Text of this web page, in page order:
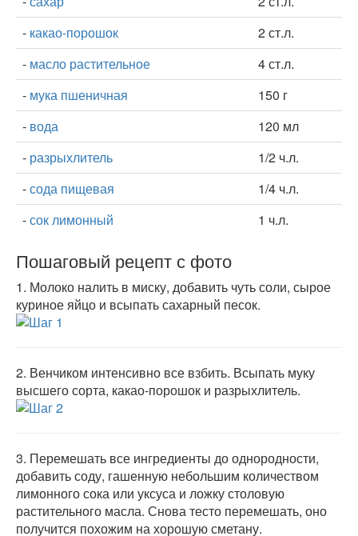
- какао-порошок
2 ст.л.
- масло растительное
4 ст.л.
- мука пшеничная
150 г
- вода
120 мл
- разрыхлитель
1/2 ч.л.
-сода пищевая
1/4 ч.л.
-сок лимонный 1 ч.л.
Пошаговый рецепт с фото
1. Молоко налить в миску, добавить чуть соли, сырое
куриное яйцо и всыпать сахарный песок.
2. Венчиком интенсивно все взбить. Всыпать муку
высшего сорта, какао-порошок и разрыхлитель.
3. Перемешать все ингредиенты до однородности,
добавить соду, гашенную небольшим количеством
лимонного сока или уксуса и ложку столовую
растительного масла. Снова тесто перемешать, оно
получится похожим на хорошую сметану.